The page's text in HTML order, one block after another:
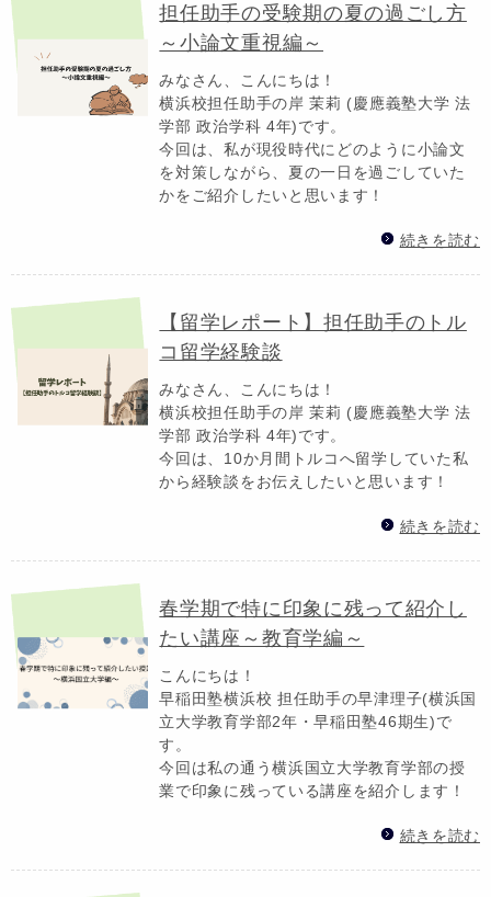
担任助手の受験期の夏の過ごし方
～小論文重視編～
みなさん、こんにちは！
横浜校担任助手の岸 茉莉 (慶應義塾大学 法
学部 政治学科 4年)です。
今回は、私が現役時代にどのように小論文
を対策しながら、夏の一日を過ごしていた
かをご紹介したいと思います！
続きを読む
【留学レポート】担任助手のトル
コ留学経験談
みなさん、こんにちは！
横浜校担任助手の岸 茉莉 (慶應義塾大学 法
学部 政治学科 4年)です。
今回は、10か月間トルコへ留学していた私
から経験談をお伝えしたいと思います！
続きを読む
春学期で特に印象に残って紹介し
たい講座～教育学編～
こんにちは！
早稲田塾横浜校 担任助手の早津理子(横浜国
立大学教育学部2年・早稲田塾46期生)で
す。
今回は私の通う横浜国立大学教育学部の授
業で印象に残っている講座を紹介します！
続きを読む